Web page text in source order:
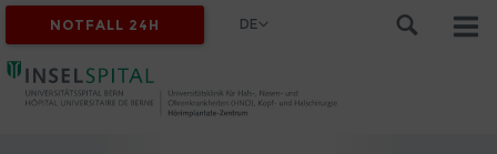
NOTFALL 24H DE